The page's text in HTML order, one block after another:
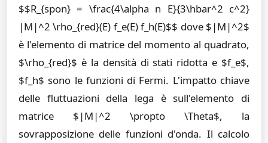
$$R_{spon} = \frac{4\alpha n E}{3\hbar^2 c^2}
|M|^2 \rho_{red}(E) f_e(E) f_h(E)$$ dove $|M|^2$
è l'elemento di matrice del momento al quadrato,
$\rho_{red}$ è la densità di stati ridotta e $f_e$,
$f_h$ sono le funzioni di Fermi. L'impatto chiave
delle fluttuazioni della lega è sull'elemento di
matrice $|M|^2 \propto \Theta$, la
sovrapposizione delle funzioni d'onda. Il calcolo